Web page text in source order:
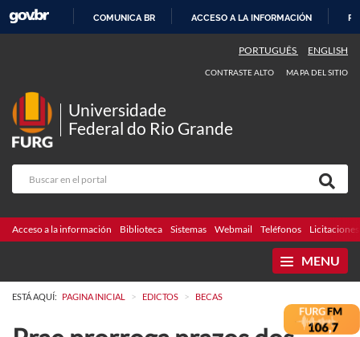
CONTENIDO
COMUNICA BR ACCESO A LA INFORMACIÓN
PORTUGUÊS ENGLISH
CONTRASTE ALTO MAPA DEL SITIO
Universidade
Federal do Rio Grande
Acceso a la información Biblioteca Sistemas Webmail Teléfonos Licitaciones
MENU
ESTÁ AQUÍ: PAGINA INICIAL > EDICTOS > BECAS